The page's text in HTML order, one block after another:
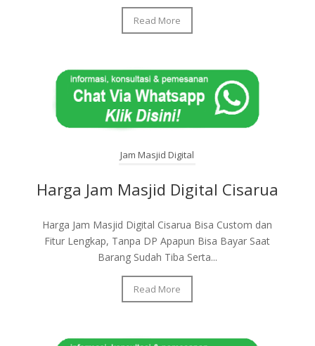
Read More
Jam Masjid Digital
Harga Jam Masjid Digital Cisarua
Harga Jam Masjid Digital Cisarua Bisa Custom dan
Fitur Lengkap, Tanpa DP Apapun Bisa Bayar Saat
Barang Sudah Tiba Serta...
Read More